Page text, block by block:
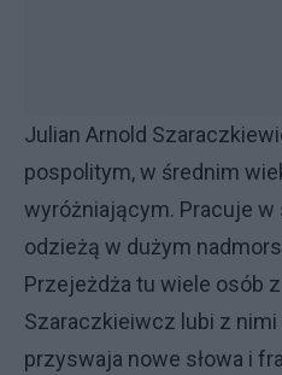
Julian Arnold
pospolitym, w średnim
wyróżniającym. Pracuje w
odzieżą w dużym
Przejeżdża tu wiele osób
Szaraczkieiwcz lubi z
przyswaja nowe słowa i